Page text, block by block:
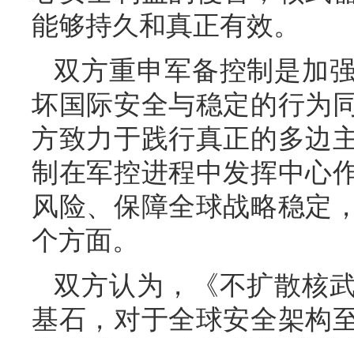
能够持久和真正有效。
双方重申军备控制是加
坏国际安全与稳定的行为
方致力于践行真正的多边
制在军控进程中发挥中心
风险、保障全球战略稳定
个方面。
双方认为，《不扩散核
基石，对于全球安全架构